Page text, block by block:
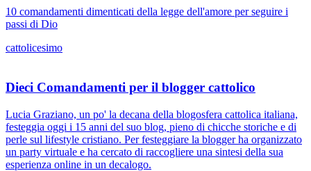
10 comandamenti dimenticati della legge dell'amore per seguire i
passi di Dio
cattolicesimo
Dieci Comandamenti per il blogger cattolico
Lucia Graziano, un po' la decana della blogosfera cattolica italiana,
festeggia oggi i 15 anni del suo blog, pieno di chicche storiche e di
perle sul lifestyle cristiano. Per festeggiare la blogger ha organizzato
un party virtuale e ha cercato di raccogliere una sintesi della sua
esperienza online in un decalogo.